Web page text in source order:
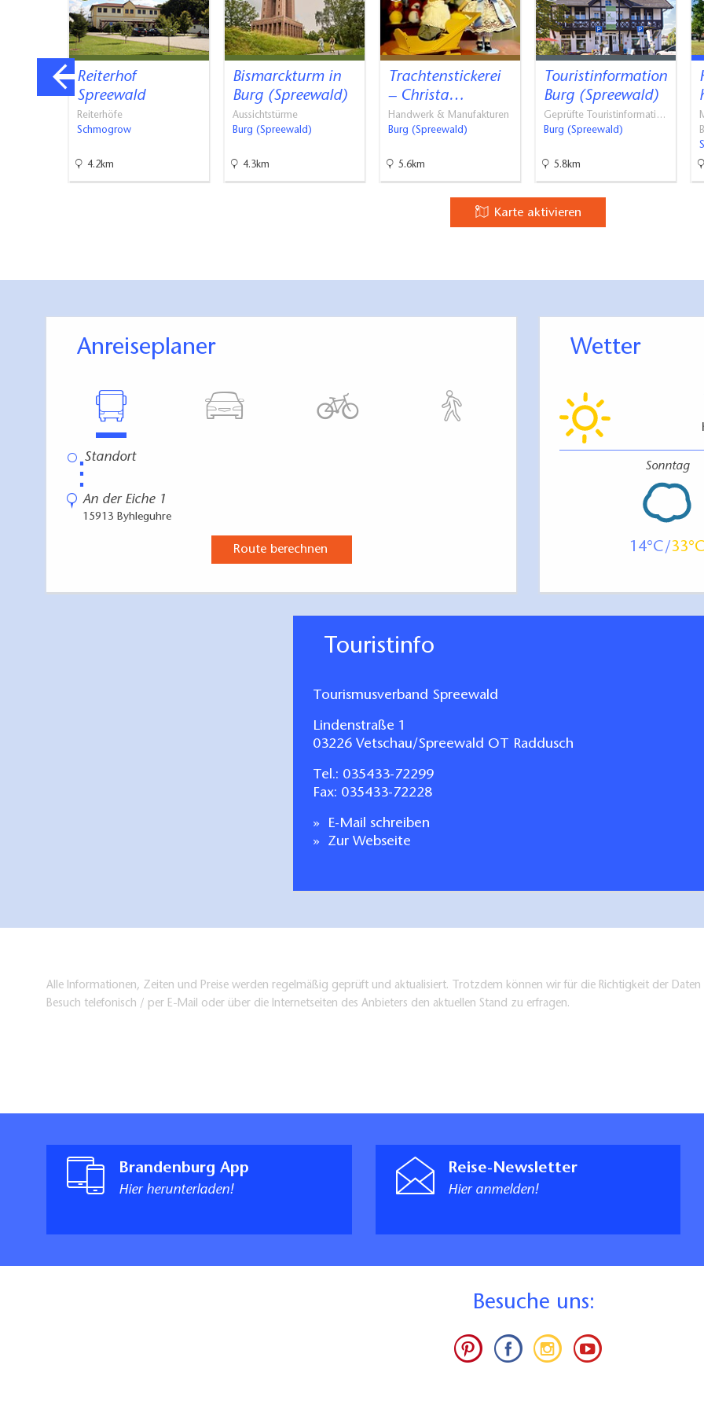
Reiterhof
Spreewald
Reiterhöfe
Schmogrow
4.2km
Bismarckturm in
Burg (Spreewald)
Aussichtstürme
Burg (Spreewald)
4.3km
Trachtenstickerei
– Christa…
Handwerk & Manufakturen
Burg (Spreewald)
5.6km
Touristinformation
Burg (Spreewald)
Geprüfte Touristinformati…
Burg (Spreewald)
5.8km
Karte aktivieren
Anreiseplaner
⋮
An der Eiche 1
15913 Byhleguhre
Route berechnen
Wetter
Sonntag
14 33
Touristinfo
Tourismusverband Spreewald
Lindenstraße 1
03226 Vetschau/Spreewald OT Raddusch
Tel.: 035433-72299
Fax: 035433-72228
E-Mail schreiben
Zur Webseite
Alle Informationen, Zeiten und Preise werden regelmäßig geprüft und aktualisiert. Trotzdem können wir für die Richtigkeit der
Besuch telefonisch / per E-Mail oder über die Internetseiten des Anbieters den aktuellen Stand zu erfragen.
Brandenburg App
Hier herunterladen!
Reise-Newsletter
Hier anmelden!
Besuche uns: